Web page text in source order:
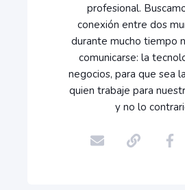
profesional.
conexión entre dos
durante mucho tiempo
comunicarse: la
negocios, para que sea
quien trabaje para
y no lo